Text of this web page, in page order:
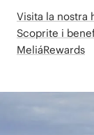
Visita la nostra
Scoprite i
MeliáRewards